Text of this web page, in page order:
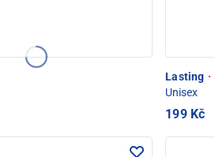
Lasting ·
Unisex
199 Kč